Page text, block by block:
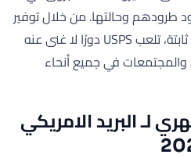
طرودهم وحالتها. من خلال توفير
آلية تتبع شاملة وحلول توصيل ثابتة، تلعب USPS دورًا لا غنى عنه
والمجتمعات في جميع أنحاء
لـ البريد الامريكي